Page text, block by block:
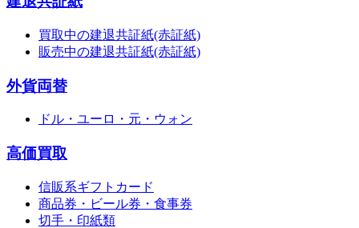
買取中の建退共証紙(赤証紙)
販売中の建退共証紙(赤証紙)
外貨両替
ドル・ユーロ・元・ウォン
高価買取
信販系ギフトカード
商品券・ビール券・食事券
切手・印紙類